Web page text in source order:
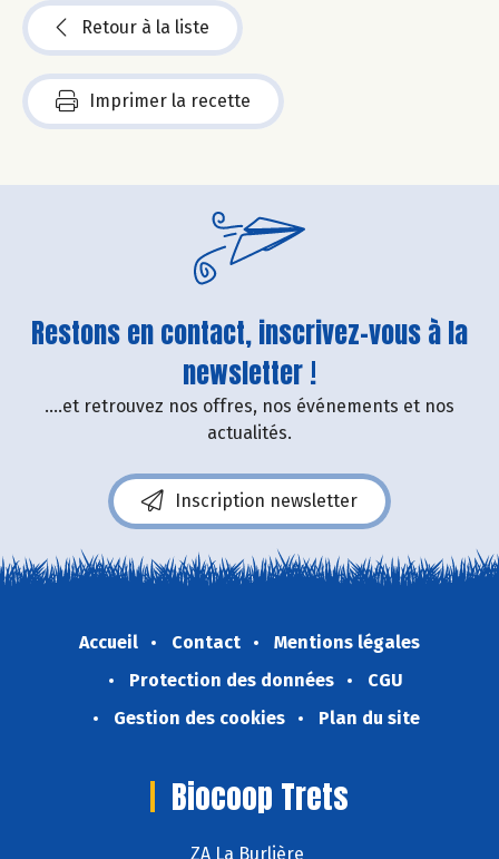
Retour à la liste
Imprimer la recette
Restons en contact, inscrivez-vous à la
newsletter !
....et retrouvez nos offres, nos événements et nos
actualités.
Inscription newsletter
Accueil Contact
Mentions légales
Protection des données
CGU
Gestion des cookies
Plan du site
Biocoop Trets
ZA La Burlière